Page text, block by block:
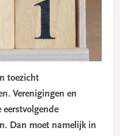
toezicht
Verenigingen en
Dan moet namelijk in